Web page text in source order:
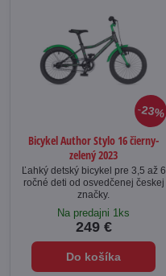
23%
Bicykel Author Stylo 16 čierny-
zelený 2023
Ľahký detský bicykel pre 3,5 až 6
ročné deti od osvedčenej českej
značky.
Na predajni 1ks
249 €
Do košíka